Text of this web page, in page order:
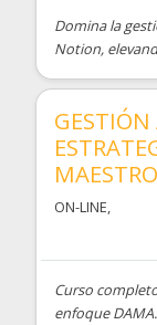
Domina la
Notion,
ON-LINE,
Curso
enfoque